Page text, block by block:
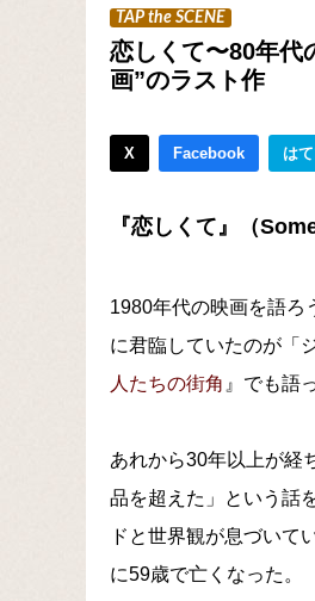
TAP the SCENE
恋しくて〜80年代
画”のラスト作
X Facebook は
『恋しくて』（
1980年代の映画を語ろ
に君臨していたのが「
人たちの街角 』でも語
あれから30年以上が経
品を超えた」という話
ドと世界観が息づいて
に59歳で亡くなった。